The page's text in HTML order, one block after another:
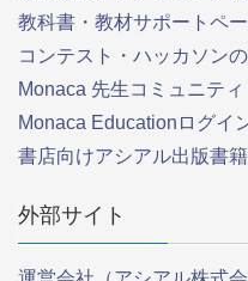
教科書・教材サポートペ
コンテスト・ハッカソン
Monaca 先生コミュニティ
Monaca Educationログイ
書店向けアシアル出版書
外部サイト